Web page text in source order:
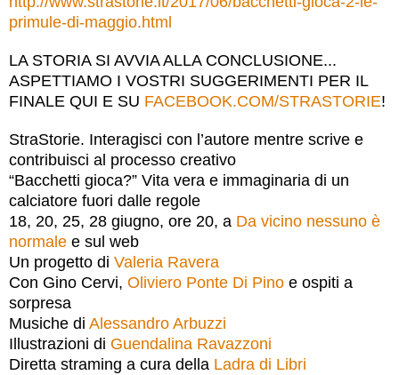
primule-di-maggio.html
LA STORIA SI AVVIA ALLA CONCLUSIONE...
ASPETTIAMO I VOSTRI SUGGERIMENTI PER IL
FINALE QUI E SU FACEBOOK.COM/STRASTORIE!
StraStorie. Interagisci con l’autore mentre scrive e
contribuisci al processo creativo
“Bacchetti gioca?” Vita vera e immaginaria di un
calciatore fuori dalle regole
18, 20, 25, 28 giugno, ore 20, a Da vicino nessuno è
normale e sul web
Un progetto di Valeria Ravera
Con Gino Cervi, Oliviero Ponte Di Pino e ospiti a
sorpresa
Musiche di Alessandro Arbuzzi
Illustrazioni di Guendalina Ravazzoni
Diretta straming a cura della Ladra di Libri